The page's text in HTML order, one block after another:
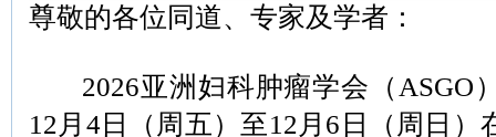
尊敬的各位同道、专家及学者：
2026亚洲妇科肿瘤学会（ASGO
12月4日（周五）至12月6日（周日）